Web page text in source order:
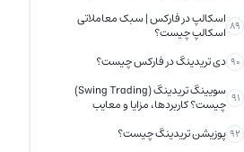
89 اسکالپ در فارکس | سبک معاملاتی
اسکالپ چیست؟
90 دی تریدینگ در فارکس چیست؟
91 سویینگ تریدینگ (Swing Trading)
چیست؟ کاربردها، مزایا و معایب
92 پوزیشن تریدینگ چیست؟